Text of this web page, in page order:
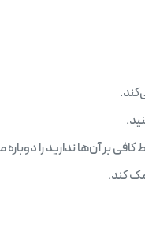
بر آن‌ها ندارید را دوباره
کند.